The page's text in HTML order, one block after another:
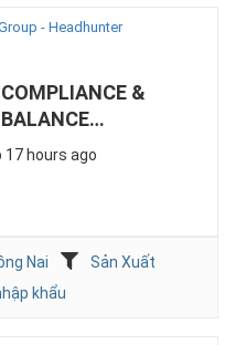
- Headhunter
&
(EPE)
17 hours ago
Nai
Sản Xuất
khẩu